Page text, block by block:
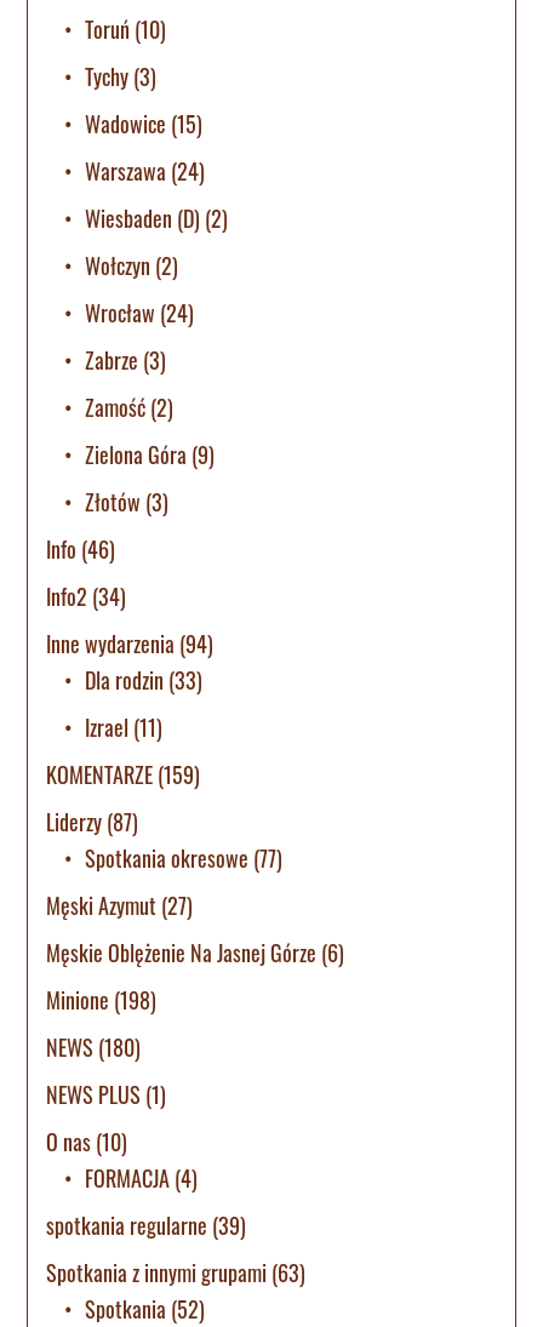
Toruń (10)
Tychy(3)
Wadowice (15)
Warszawa (24)
Wiesbaden (D) (2)
Wołczyn (2)
Wrocław (24)
Zabrze (3)
Zamość(2)
Zielona Góra (9)
Złotów (3)
Info (46)
Info2 (34)
Inne wydarzenia (94)
Dla rodzin (33)
Izrael (11)
KOMENTARZE(159)
Liderzy(87)
Spotkania okresowe (77)
Męski Azymut (27)
Męskie Oblężenie Na Jasnej Górze (6)
Minione (198)
NEWS (180)
NEWS PLUS (1)
O nas(10)
FORMACJA(4)
spotkania regularne (39)
Spotkania z innymi grupami (63)
Spotkania (52)